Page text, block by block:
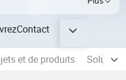
Contact
et de produits Solution